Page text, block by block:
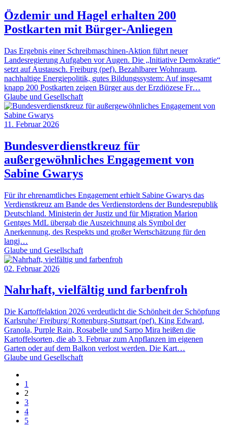
Özdemir und Hagel erhalten 200
Postkarten mit Bürger-Anliegen
Das Ergebnis einer Schreibmaschinen-Aktion führt neuer
Landesregierung Aufgaben vor Augen. Die „Initiative Demokratie“
setzt auf Austausch. Freiburg (pef). Bezahlbarer Wohnraum,
nachhaltige Energiepolitik, gutes Bildungssystem: Auf insgesamt
knapp 200 Postkarten zeigen Bürger aus der Erzdiözese Fr…
Glaube und Gesellschaft
11. Februar 2026
Bundesverdienstkreuz für
außergewöhnliches Engagement von
Sabine Gwarys
Für ihr ehrenamtliches Engagement erhielt Sabine Gwarys das
Verdienstkreuz am Bande des Verdienstordens der Bundesrepublik
Deutschland. Ministerin der Justiz und für Migration Marion
Gentges MdL übergab die Auszeichnung als Symbol der
Anerkennung, des Respekts und großer Wertschätzung für den
langj…
Glaube und Gesellschaft
02. Februar 2026
Nahrhaft, vielfältig und farbenfroh
Die Kartoffelaktion 2026 verdeutlicht die Schönheit der Schöpfung
Karlsruhe/ Freiburg/ Rottenburg-Stuttgart (pef). King Edward,
Granola, Purple Rain, Rosabelle und Sarpo Mira heißen die
Kartoffelsorten, die ab 3. Februar zum Anpflanzen im eigenen
Garten oder auf dem Balkon verlost werden. Die Kart…
Glaube und Gesellschaft
1
2
3
4
5